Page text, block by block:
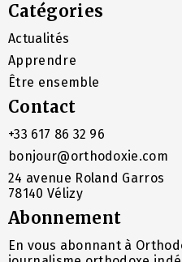
Catégories
Actualités
Apprendre
Être ensemble
Contact
+33 617 86 32 96
bonjour@orthodoxie.com
24 avenue Roland Garros
78140 Vélizy
Abonnement
En vous abonnant à